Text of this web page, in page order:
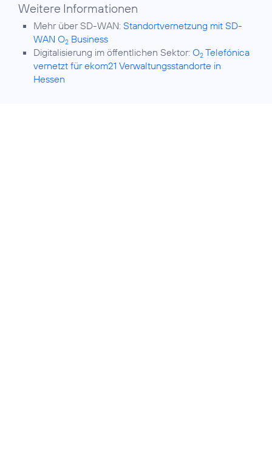
Weitere Informationen
Mehr über SD-WAN: Standortvernetzung mit SD-
WAN O2 Business
Digitalisierung im öffentlichen Sektor: O2 Telefónica
vernetzt für ekom21 Verwaltungsstandorte in
Hessen